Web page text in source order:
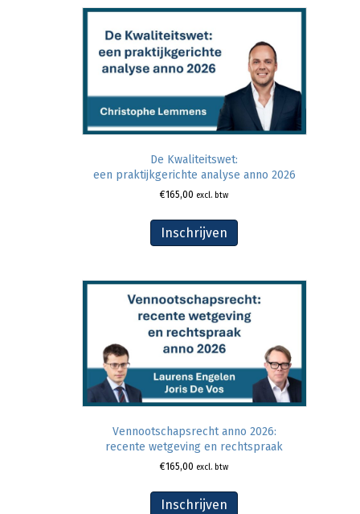
De Kwaliteitswet:
een praktijkgerichte analyse anno 2026
€165,00 excl. btw
Inschrijven
Vennootschapsrecht anno 2026:
recente wetgeving en rechtspraak
€165,00 excl. btw
Inschrijven